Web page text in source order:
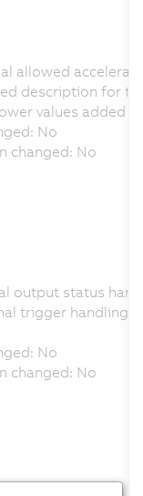
allowed
description for
values added
No
changed: No
output status
trigger handling
No
changed: No